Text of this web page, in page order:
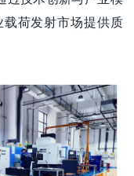
荷发射市场提供质